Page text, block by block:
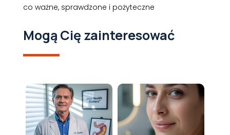
co ważne, sprawdzone i pożyteczne
Mogą Cię zainteresować